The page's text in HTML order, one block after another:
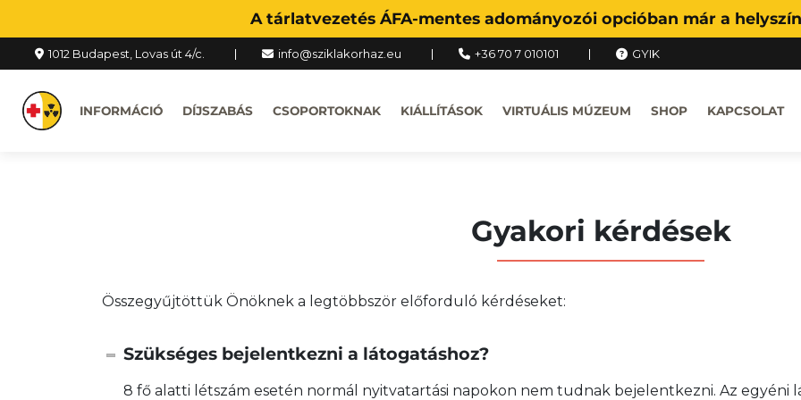
A tárlatvezetés ÁFA-mentes adományozói opcióban már a
1012 Budapest, Lovas út 4/c. info@sziklakorhaz.eu +36 70 7 010101 GYIK
INFORMÁCIÓ DÍJSZABÁS CSOPORTOKNAK KIÁLLÍTÁSOK VIRTUÁLIS MÚZEUM SHOP KAPCSOLAT
Gyakori kérdések
Összegyűjtöttük Önöknek a legtöbbször előforduló kérdéseket:
Szükséges bejelentkezni a látogatáshoz?
8 fő alatti létszám esetén normál nyitvatartási napokon nem tudnak bejelentkezni. Az egyéni